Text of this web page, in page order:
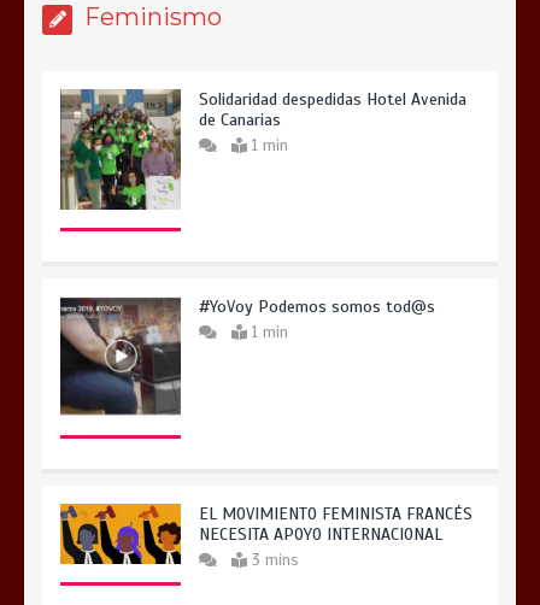
Feminismo
Solidaridad despedidas Hotel Avenida
de Canarias
1 min
#YoVoy Podemos somos tod@s
1 min
EL MOVIMIENTO FEMINISTA FRANCÉS
NECESITA APOYO INTERNACIONAL
3 mins